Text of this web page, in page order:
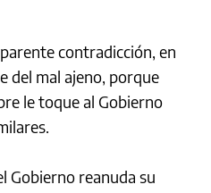
contradicción, en
del mal ajeno, porque
le toque al Gobierno
Gobierno reanuda su